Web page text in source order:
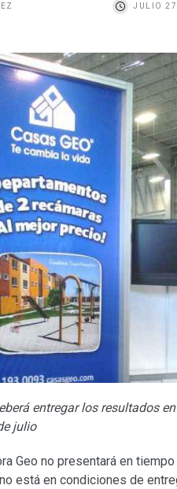
JULIO
entregar los resultados
julio
Geo no presentará en
está en condiciones de